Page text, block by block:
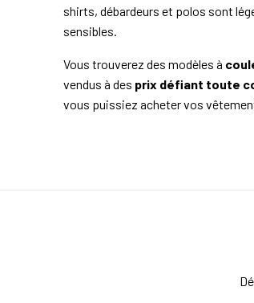
shirts, débardeurs et polos sont
sensibles.
Vous trouverez des modèles à
vendus à des prix défiant toute
vous puissiez acheter vos